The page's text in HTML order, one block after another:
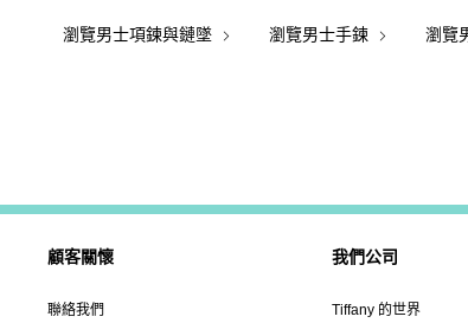
瀏覽男士項鍊與鏈墜 瀏覽男士手鍊 瀏覽
顧客關懷
聯絡我們
我們公司
Tiffany 的世界